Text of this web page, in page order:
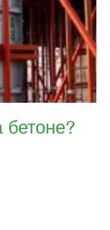
бетоне?